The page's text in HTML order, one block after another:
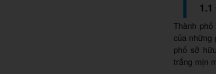
Thành
của những
phố sở
trắng mịn